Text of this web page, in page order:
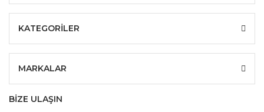
KATEGORİLER
MARKALAR
BİZE ULAŞIN